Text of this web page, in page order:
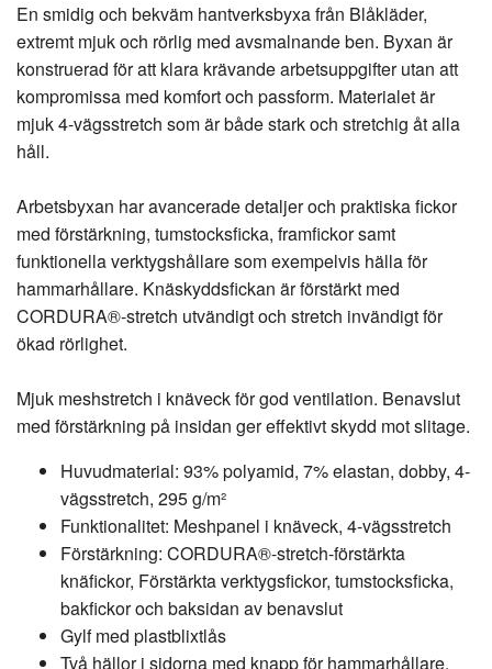
En smidig och bekväm hantverksbyxa från Blåkläder,
extremt mjuk och rörlig med avsmalnande ben. Byxan är
konstruerad för att klara krävande arbetsuppgifter utan att
kompromissa med komfort och passform. Materialet är
mjuk 4-vägsstretch som är både stark och stretchig åt alla
håll.
Arbetsbyxan har avancerade detaljer och praktiska fickor
med förstärkning, tumstocksficka, framfickor samt
funktionella verktygshållare som exempelvis hälla för
hammarhållare. Knäskyddsfickan är förstärkt med
CORDURA®-stretch utvändigt och stretch invändigt för
ökad rörlighet.
Mjuk meshstretch i knäveck för god ventilation. Benavslut
med förstärkning på insidan ger effektivt skydd mot slitage.
Huvudmaterial: 93% polyamid, 7% elastan, dobby, 4-
vägsstretch, 295 g/m²
Funktionalitet: Meshpanel i knäveck, 4-vägsstretch
Förstärkning: CORDURA®-stretch-förstärkta
knäfickor, Förstärkta verktygsfickor, tumstocksficka,
bakfickor och baksidan av benavslut
Gylf med plastblixtlås
Två hällor i sidorna med knapp för hammarhållare,